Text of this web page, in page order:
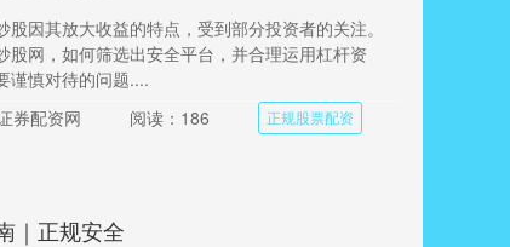
因其放大收益的特点，受到部分投资者的关注。
股网，如何筛选出安全平台，并合理运用杠杆资
谨慎对待的问题....
券配资网 阅读：186 正规股票配资
｜正规安全